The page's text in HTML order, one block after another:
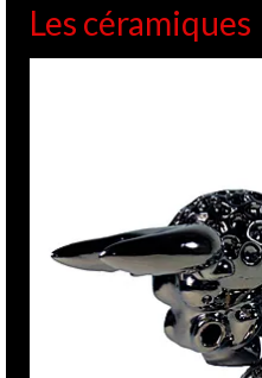
Les céramiques